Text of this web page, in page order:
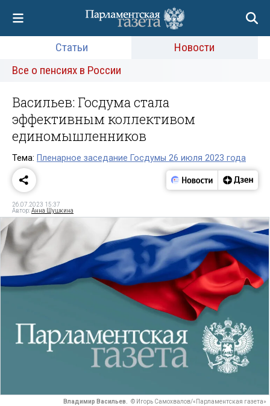
Статьи
Новости
Все о пенсиях в России
Васильев: Госдума стала
эффективным коллективом
единомышленников
Тема: Пленарное заседание Госдумы 26 июля 2023 года
26.07.2023 15:37
Автор:Анна Шушкина
Владимир Васильев. © Игорь Самохвалов/«Парламентская газета»